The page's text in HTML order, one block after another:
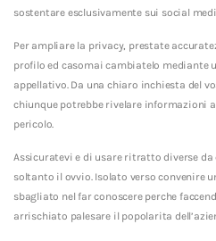
sostentare esclusivamente sui social
Per ampliare la privacy, prestate
profilo ed casomai cambiatelo mediante
appellativo. Da una chiaro inchiesta del
chiunque potrebbe rivelare informazioni
pericolo.
Assicuratevi e di usare ritratto diverse da
soltanto il ovvio. Isolato verso convenire
sbagliato nel far conoscere perche
arrischiato palesare il popolarita